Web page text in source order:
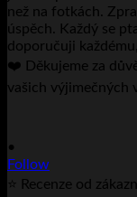
•
Follow
⭐ Recenze od